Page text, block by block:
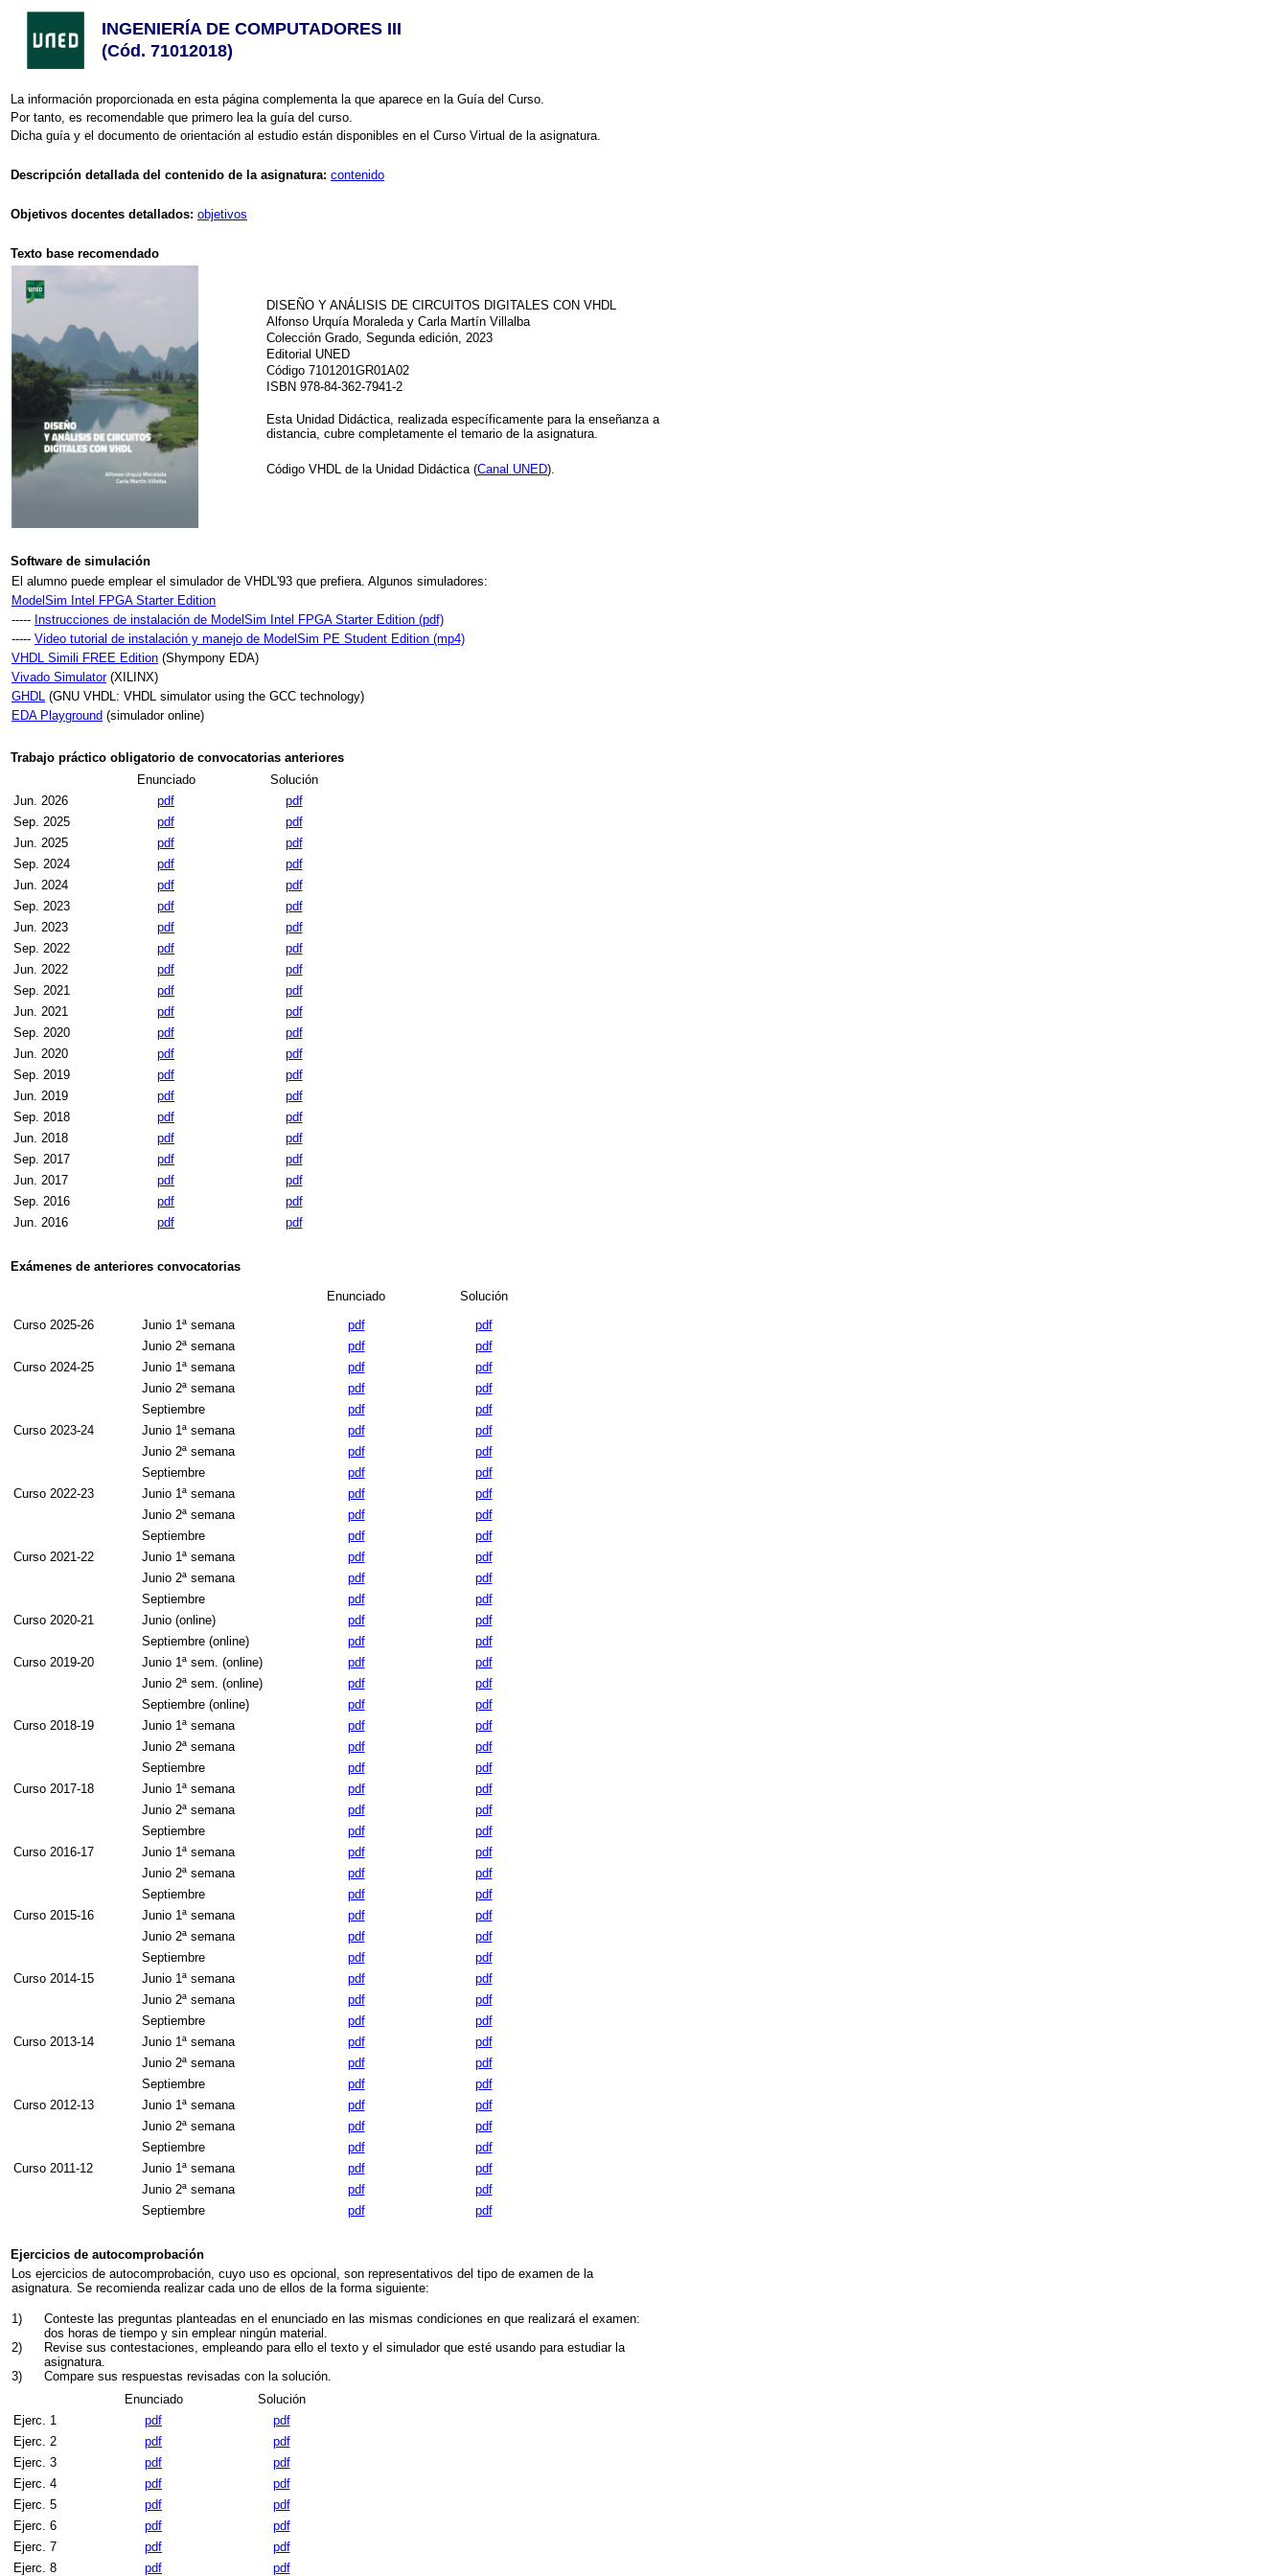
INGENIERÍA DE COMPUTADORES III
(Cód. 71012018)
La información proporcionada en esta página complementa la que aparece en la Guía del Curso.
Por tanto, es recomendable que primero lea la guía del curso.
Dicha guía y el documento de orientación al estudio están disponibles en el Curso Virtual de la asignatura.
Descripción detallada del contenido de la asignatura: contenido
Objetivos docentes detallados: objetivos
Texto base recomendado
DISEÑO Y ANÁLISIS DE CIRCUITOS DIGITALES CON VHDL
Alfonso Urquía Moraleda y Carla Martín Villalba
Colección Grado, Segunda edición, 2023
Editorial UNED
Código 7101201GR01A02
ISBN 978-84-362-7941-2
Esta Unidad Didáctica, realizada específicamente para la enseñanza a
distancia, cubre completamente el temario de la asignatura.
Código VHDL de la Unidad Didáctica (Canal UNED).
Software de simulación
El alumno puede emplear el simulador de VHDL'93 que prefiera. Algunos simuladores:
ModelSim Intel FPGA Starter Edition
----- Instrucciones de instalación de ModelSim Intel FPGA Starter Edition (pdf)
----- Video tutorial de instalación y manejo de ModelSim PE Student Edition (mp4)
VHDL Simili FREE Edition (Shympony EDA)
Vivado Simulator(XILINX)
GHDL (GNU VHDL: VHDL simulator using the GCC technology)
EDA Playground (simulador online)
Trabajo práctico obligatorio de convocatorias anteriores
Enunciado
Solución
Jun. 2026
pdf
pdf
Sep. 2025
pdf
pdf
Jun. 2025
pdf
pdf
Sep. 2024
pdf
pdf
Jun. 2024
pdf
pdf
Sep. 2023
pdf
pdf
Jun. 2023
pdf
pdf
Sep. 2022
pdf
pdf
Jun. 2022
pdf
pdf
Sep. 2021
pdf
pdf
Jun. 2021
pdf
pdf
Sep. 2020
pdf
pdf
Jun. 2020
pdf
pdf
Sep. 2019
pdf
pdf
Jun. 2019
pdf
pdf
Sep. 2018
pdf
pdf
Jun. 2018
pdf
pdf
Sep. 2017
pdf
pdf
Jun. 2017
pdf
pdf
Sep. 2016
pdf
pdf
Jun. 2016
pdf pdf
Exámenes de anteriores convocatorias
Enunciado
Solución
Curso 2025-26
Junio 1ª semana pdf
pdf
Junio 2ª semana
pdf
pdf
Curso 2024-25
Junio 1ª semana pdf
pdf
Junio 2ª semana
pdf
pdf
Septiembre
pdf
pdf
Curso 2023-24
Junio 1ª semana pdf
pdf
Junio 2ª semana
pdf
pdf
Septiembre
pdf
pdf
Curso 2022-23
Junio 1ª semana pdf
pdf
Junio 2ª semana
pdf
pdf
Septiembre
pdf
pdf
Curso 2021-22
Junio 1ª semana pdf
pdf
Junio 2ª semana
pdf
pdf
Septiembre
pdf
pdf
Curso 2020-21
Junio (online) pdf
pdf
Septiembre (online)
pdf
pdf
Curso 2019-20
Junio 1ª sem. (online) pdf
pdf
Junio 2ª sem. (online)
pdf
pdf
Septiembre (online)
pdf
pdf
Curso 2018-19
Junio 1ª semana pdf
pdf
Junio 2ª semana
pdf
pdf
Septiembre
pdf
pdf
Curso 2017-18
Junio 1ª semana pdf
pdf
Junio 2ª semana
pdf
pdf
Septiembre
pdf
pdf
Curso 2016-17
Junio 1ª semana pdf
pdf
Junio 2ª semana
pdf
pdf
Septiembre
pdf
pdf
Curso 2015-16
Junio 1ª semana pdf
pdf
Junio 2ª semana
pdf
pdf
Septiembre
pdf
pdf
Curso 2014-15
Junio 1ª semana pdf
pdf
Junio 2ª semana
pdf
pdf
Septiembre
pdf
pdf
Curso 2013-14
Junio 1ª semana pdf
pdf
Junio 2ª semana
pdf
pdf
Septiembre
pdf
pdf
Curso 2012-13
Junio 1ª semana pdf
pdf
Junio 2ª semana
pdf
pdf
Septiembre
pdf
pdf
Curso 2011-12
Junio 1ª semana pdf
pdf
Junio 2ª semana
pdf
pdf
Septiembre
pdf pdf
Ejercicios de autocomprobación
Los ejercicios de autocomprobación, cuyo uso es opcional, son representativos del tipo de examen de la
asignatura. Se recomienda realizar cada uno de ellos de la forma siguiente:
1)
Conteste las preguntas planteadas en el enunciado en las mismas condiciones en que realizará el examen:
dos horas de tiempo y sin emplear ningún material.
2)
Revise sus contestaciones, empleando para ello el texto y el simulador que esté usando para estudiar la
asignatura.
3)
Compare sus respuestas revisadas con la solución.
Enunciado
Solución
Ejerc. 1
pdf
pdf
Ejerc. 2
pdf
pdf
Ejerc. 3
pdf
pdf
Ejerc. 4
pdf
pdf
Ejerc. 5
pdf
pdf
Ejerc. 6
pdf
pdf
Ejerc. 7
pdf
pdf
Ejerc. 8
pdf pdf